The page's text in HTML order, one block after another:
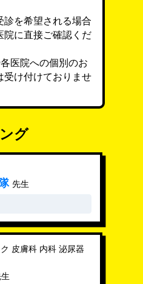
診を希望される場合
院に直接ご確認くだ
医院への個別のお
受け付けておりませ
グ
先生
皮膚科 内科 泌尿器